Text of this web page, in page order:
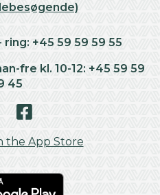
ring: +45 59 59 59 55
fre kl. 10-12: +45 59 59
45